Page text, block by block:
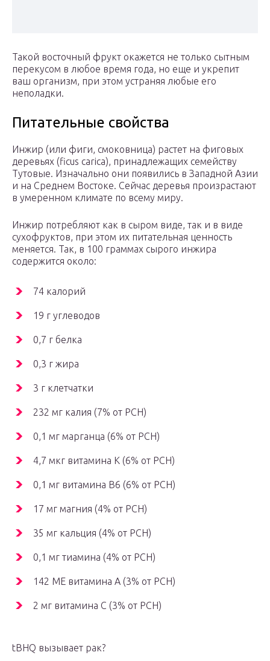
Такой восточный фрукт окажется не только сытным
перекусом в любое время года, но еще и укрепит
ваш организм, при этом устраняя любые его
неполадки.
Питательные свойства
Инжир (или фиги, смоковница) растет на фиговых
деревьях (ficus carica), принадлежащих семейству
Тутовые. Изначально они появились в Западной Азии
и на Среднем Востоке. Сейчас деревья произрастают
в умеренном климате по всему миру.
Инжир потребляют как в сыром виде, так и в виде
сухофруктов, при этом их питательная ценность
меняется. Так, в 100 граммах сырого инжира
содержится около:
74 калорий
19 г углеводов
0,7 г белка
0,3 г жира
3 г клетчатки
232 мг калия (7% от РСН)
0,1 мг марганца (6% от РСН)
4,7 мкг витамина К (6% от РСН)
0,1 мг витамина В6 (6% от РСН)
17 мг магния (4% от РСН)
35 мг кальция (4% от РСН)
0,1 мг тиамина (4% от РСН)
142 МЕ витамина А (3% от РСН)
2 мг витамина С (3% от РСН)
tBHQ вызывает рак?